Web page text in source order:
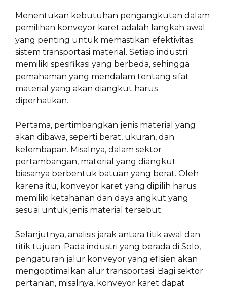
Menentukan kebutuhan pengangkutan dalam
pemilihan konveyor karet adalah langkah awal
yang penting untuk memastikan efektivitas
sistem transportasi material. Setiap industri
memiliki spesifikasi yang berbeda, sehingga
pemahaman yang mendalam tentang sifat
material yang akan diangkut harus
diperhatikan.
Pertama, pertimbangkan jenis material yang
akan dibawa, seperti berat, ukuran, dan
kelembapan. Misalnya, dalam sektor
pertambangan, material yang diangkut
biasanya berbentuk batuan yang berat. Oleh
karena itu, konveyor karet yang dipilih harus
memiliki ketahanan dan daya angkut yang
sesuai untuk jenis material tersebut.
Selanjutnya, analisis jarak antara titik awal dan
titik tujuan. Pada industri yang berada di Solo,
pengaturan jalur konveyor yang efisien akan
mengoptimalkan alur transportasi. Bagi sektor
pertanian, misalnya, konveyor karet dapat